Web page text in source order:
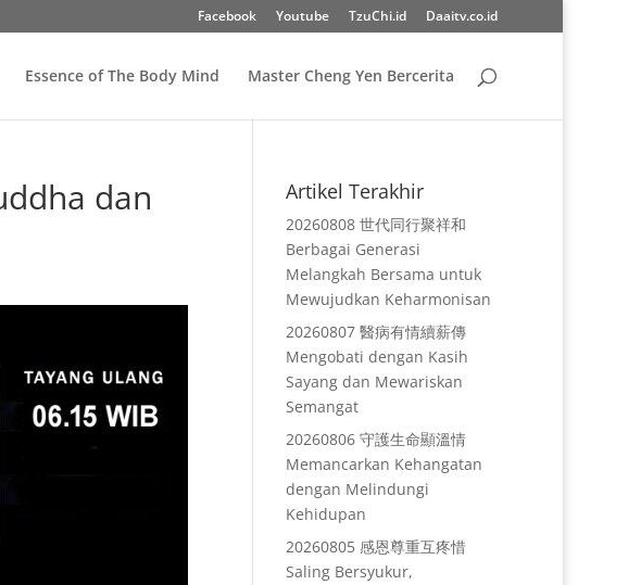
Facebook Youtube TzuChi.id Daaitv.co.id
Essence of The Body Mind Master Cheng Yen Bercerita
dan Artikel Terakhir
20260808 世代同行聚祥和
Berbagai Generasi
Melangkah Bersama untuk
Mewujudkan Keharmonisan
20260807 醫病有情續薪傳
Mengobati dengan Kasih
Sayang dan Mewariskan
Semangat
20260806 守護生命顯溫情
Memancarkan Kehangatan
dengan Melindungi
Kehidupan
20260805 感恩尊重互疼惜
Saling Bersyukur,